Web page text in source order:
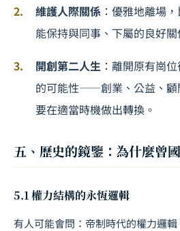
維護人際關係 ：優雅地離場
能保持與同事、下屬的良好關
開創第二人生 ：離開原有崗
的可能性——創業、公益、
要在適當時機做出轉換。
五、歷史的鏡鑒：為什麼曾
5.1 權力結構的永恆邏輯
有人可能會問：帝制時代的權力邏